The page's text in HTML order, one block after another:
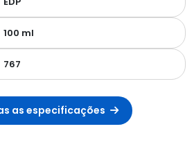
100 ml
767
as especificações